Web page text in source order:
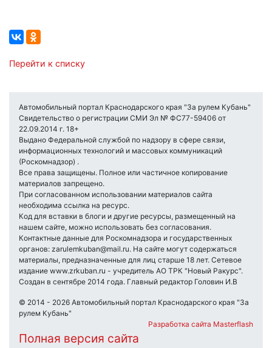
Перейти к списку
Автомобильный портал Краснодарского края "За рулем Кубань"
Свидетельство о регистрации СМИ Эл № ФС77-59406 от
22.09.2014 г. 18+
Выдано Федеральной службой по надзору в сфере связи,
информационных технологий и массовых коммуникаций
(Роскомнадзор) .
Все права защищены. Полное или частичное копирование
материалов запрещено.
При согласованном использовании материалов сайта
необходима ссылка на ресурс.
Код для вставки в блоги и другие ресурсы, размещенный на
нашем сайте, можно использовать без согласования.
Контактные данные для Роскомнадзора и государственных
органов: zarulemkuban@mail.ru. На сайте могут содержаться
материалы, предназначенные для лиц старше 18 лет. Сетевое
издание www.zrkuban.ru - учредитель АО ТРК "Новый Ракурс".
Создан в сентябре 2014 года. Главный редактор Головин И.В
© 2014 - 2026 Автомобильный портал Краснодарского края "За
рулем Кубань"
Разработка сайта Masterflash
Полная версия сайта